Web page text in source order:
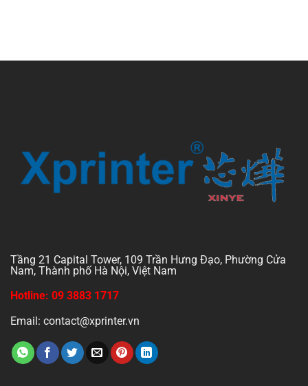
Tầng 21 Capital Tower, 109 Trần Hưng Đạo, Phường Cửa
Nam, Thành phố Hà Nội, Việt Nam
Hotline: 09 3883 1717
Email: contact@xprinter.vn